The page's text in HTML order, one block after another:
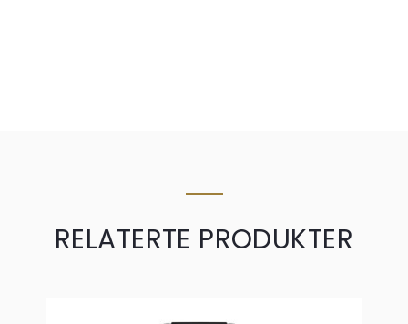
RELATERTE PRODUKTER